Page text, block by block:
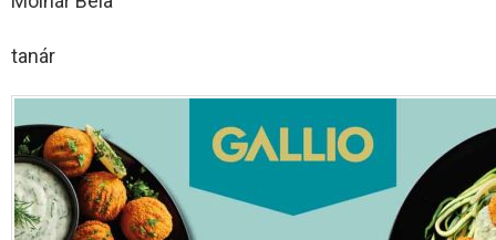
tanár